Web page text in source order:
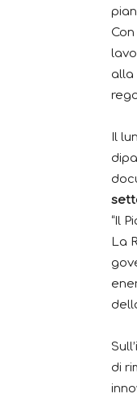
alla
Il
“Il
La
di